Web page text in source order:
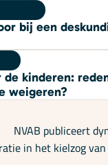
bij een
de kinderen:
weigeren?
NVAB publiceert
in het kielzog van